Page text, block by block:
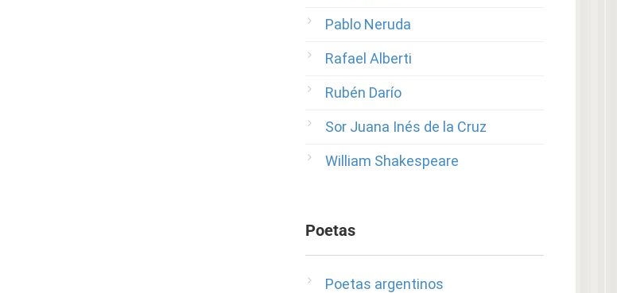
Pablo Neruda
Rafael Alberti
Rubén Darío
Sor Juana Inés de la Cruz
William Shakespeare
Poetas
Poetas argentinos